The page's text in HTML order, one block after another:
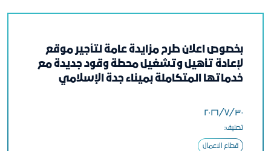
بخصوص اعلان طرح مزايدة عامة لتأجير موقع
لإعادة تأهيل وتشغيل محطة وقود جديدة مع
خدماتها المتكاملة بميناء جدة الإسلامي
٣٠‏/٧‏/٢٠٢٦
تصنيف:
قطاع الاعمال